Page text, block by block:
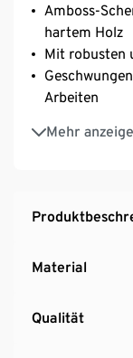
Amboss-
hartem Holz
Mit robusten
Arbeiten
Mehr
Die Griffe
Sicheres
Material
Qualität